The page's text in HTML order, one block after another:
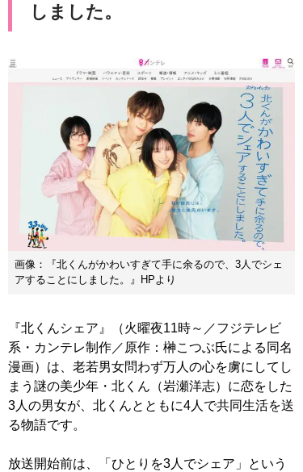
しました。
画像：『北くんがかわいすぎて手に余るので、3人でシェ
アすることにしました。』HPより
『北くんシェア』（火曜夜11時～／フジテレビ
系・カンテレ制作／原作：榊こつぶ氏による同名
漫画）は、老若男女問わず万人の心を虜にしてし
まう謎の美少年・北くん（岩瀬洋志）に恋をした
3人の男女が、北くんとともに4人で共同生活を送
る物語です。
放送開始前は、「ひとりを3人でシェア」という